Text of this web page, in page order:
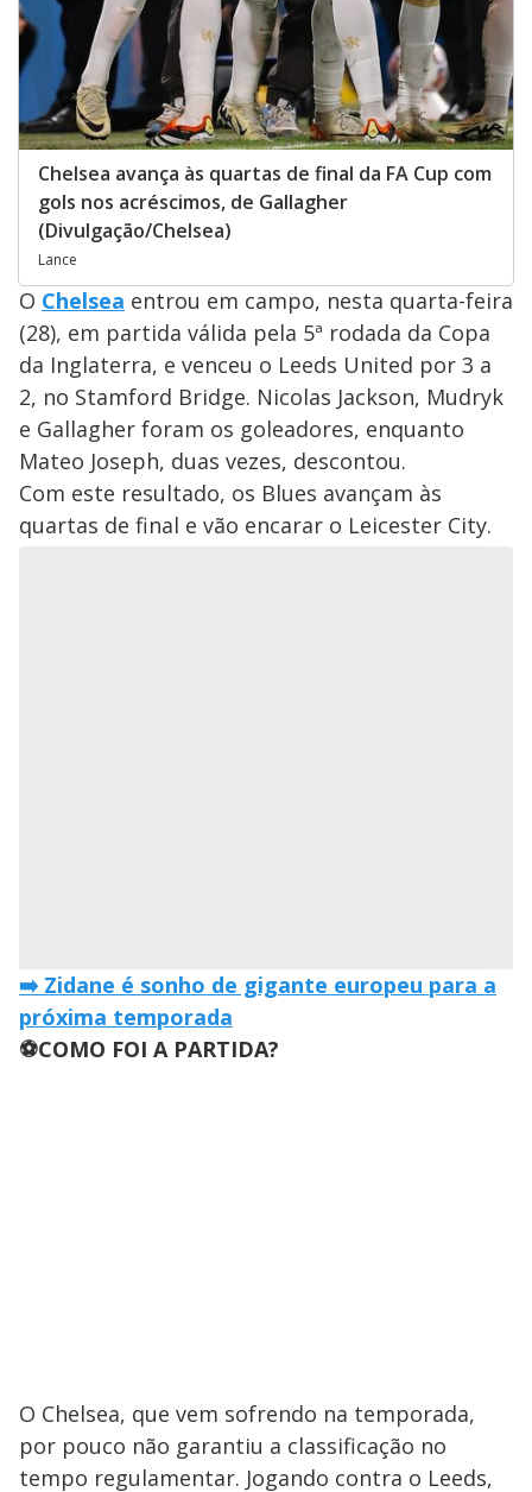
Chelsea avança às quartas de final da FA Cup com
gols nos acréscimos, de Gallagher
(Divulgação/Chelsea)
Lance
O Chelsea entrou em campo, nesta quarta-feira
(28), em partida válida pela 5ª rodada da Copa
da Inglaterra, e venceu o Leeds United por 3 a
2, no Stamford Bridge. Nicolas Jackson, Mudryk
e Gallagher foram os goleadores, enquanto
Mateo Joseph, duas vezes, descontou.
Com este resultado, os Blues avançam às
quartas de final e vão encarar o Leicester City.
➡️ Zidane é sonho de gigante europeu para a
próxima temporada
⚽COMO FOI A PARTIDA?
O Chelsea, que vem sofrendo na temporada,
por pouco não garantiu a classificação no
tempo regulamentar. Jogando contra o Leeds,